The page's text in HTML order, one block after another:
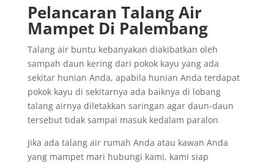
Pelancaran Talang Air
Mampet Di Palembang
Talang air buntu kebanyakan diakibatkan oleh
sampah daun kering dari pokok kayu yang ada
sekitar hunian Anda, apabila hunian Anda terdapat
pokok kayu di sekitarnya ada baiknya di lobang
talang airnya diletakkan saringan agar daun-daun
tersebut tidak sampai masuk kedalam paralon
Jika ada talang air rumah Anda atau kawan Anda
yang mampet mari hubungi kami, kami siap